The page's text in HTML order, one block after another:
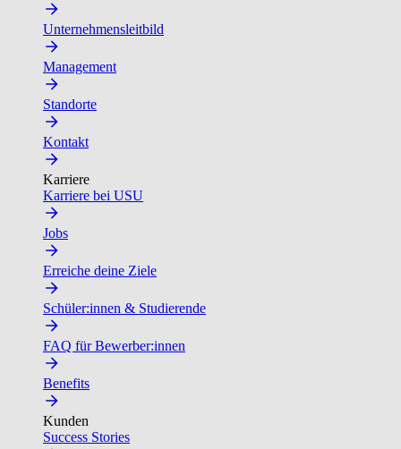
Unternehmensleitbild
Management
Standorte
Kontakt
Karriere
Karriere bei USU
Jobs
Erreiche deine Ziele
Schüler:innen & Studierende
FAQ für Bewerber:innen
Benefits
Kunden
Success Stories